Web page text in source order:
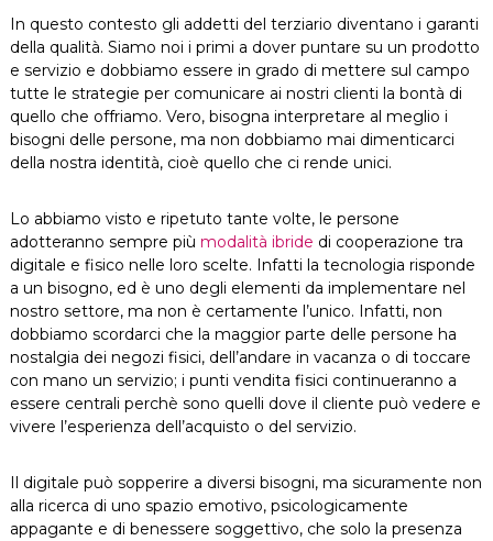
In questo contesto gli addetti del terziario diventano i garanti
della qualità. Siamo noi i primi a dover puntare su un prodotto
e servizio e dobbiamo essere in grado di mettere sul campo
tutte le strategie per comunicare ai nostri clienti la bontà di
quello che offriamo. Vero, bisogna interpretare al meglio i
bisogni delle persone, ma non dobbiamo mai dimenticarci
della nostra identità, cioè quello che ci rende unici.
Lo abbiamo visto e ripetuto tante volte, le persone
adotteranno sempre più modalità ibride di cooperazione tra
digitale e fisico nelle loro scelte. Infatti la tecnologia risponde
a un bisogno, ed è uno degli elementi da implementare nel
nostro settore, ma non è certamente l’unico. Infatti, non
dobbiamo scordarci che la maggior parte delle persone ha
nostalgia dei negozi fisici, dell’andare in vacanza o di toccare
con mano un servizio; i punti vendita fisici continueranno a
essere centrali perchè sono quelli dove il cliente può vedere e
vivere l’esperienza dell’acquisto o del servizio.
Il digitale può sopperire a diversi bisogni, ma sicuramente non
alla ricerca di uno spazio emotivo, psicologicamente
appagante e di benessere soggettivo, che solo la presenza